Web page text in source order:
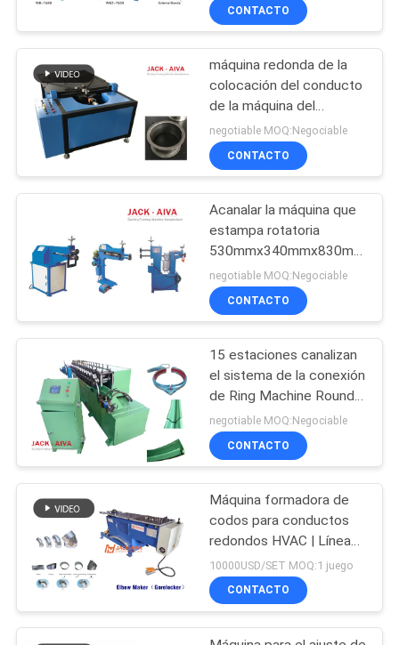
SOLICITAR
UNA CITA
MAPA
DEL
PRIVACY
POLICY
Máquina tensora del
conducto del poste
Máquina flexible del
conducto
13
Línea de fabricación
de conductos
rectangulares en
bobina
11
Máquina de
fabricación de
CONTACTO
máquina redonda de la
colocación del conducto
de la máquina del
reborde del conducto de
2200x1500x2200m m
negotiable MOQ:Negociable
CONTACTO
Acanalar la máquina que
estampa rotatoria
530mmx340mmx830m
m
negotiable MOQ:Negociable
CONTACTO
15 estaciones canalizan
el sistema de la conexión
de Ring Machine Round
Air Duct del cierre de la
máquina del reborde
negotiable MOQ:Negociable
CONTACTO
Máquina formadora de
codos para conductos
redondos HVAC | Línea
de producción de codos
segmentados y gore
10000USD/SET MOQ:1 juego
CONTACTO